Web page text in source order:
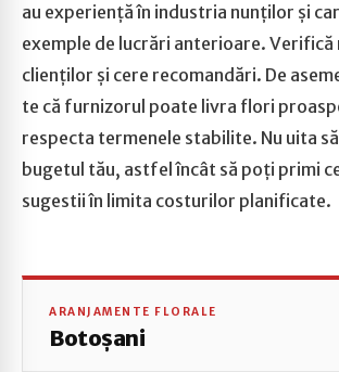
au experiență în industria nunților și
exemple de lucrări anterioare. Verifică
clienților și cere recomandări. De
te că furnizorul poate livra flori
respecta termenele stabilite. Nu uita
bugetul tău, astfel încât să poți primi
sugestii în limita costurilor planificate.
ARANJAMENTE FLORALE
Botoșani